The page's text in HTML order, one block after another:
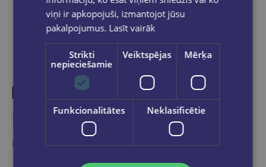
Līdzīgas preces
Ieskaties, varbūt noder
viņi ir apkopojuši, izmantojot jūsu
pakalpojumus. Lasīt vairāk
Strikti
nepieciešamie
Veiktspējas Mērķa
Funkcionalitātes Neklasificētie